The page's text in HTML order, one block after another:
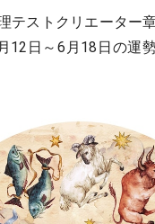
テストクリエーター
12日～6月18日の運